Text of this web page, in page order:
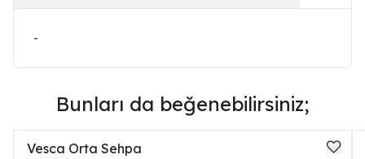
-
Bunları da beğenebilirsiniz;
Vesca Orta Sehpa